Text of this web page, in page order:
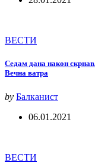
ВЕСТИ
Седам дана након
Вечна ватра
by Балканист
06.01.2021
ВЕСТИ